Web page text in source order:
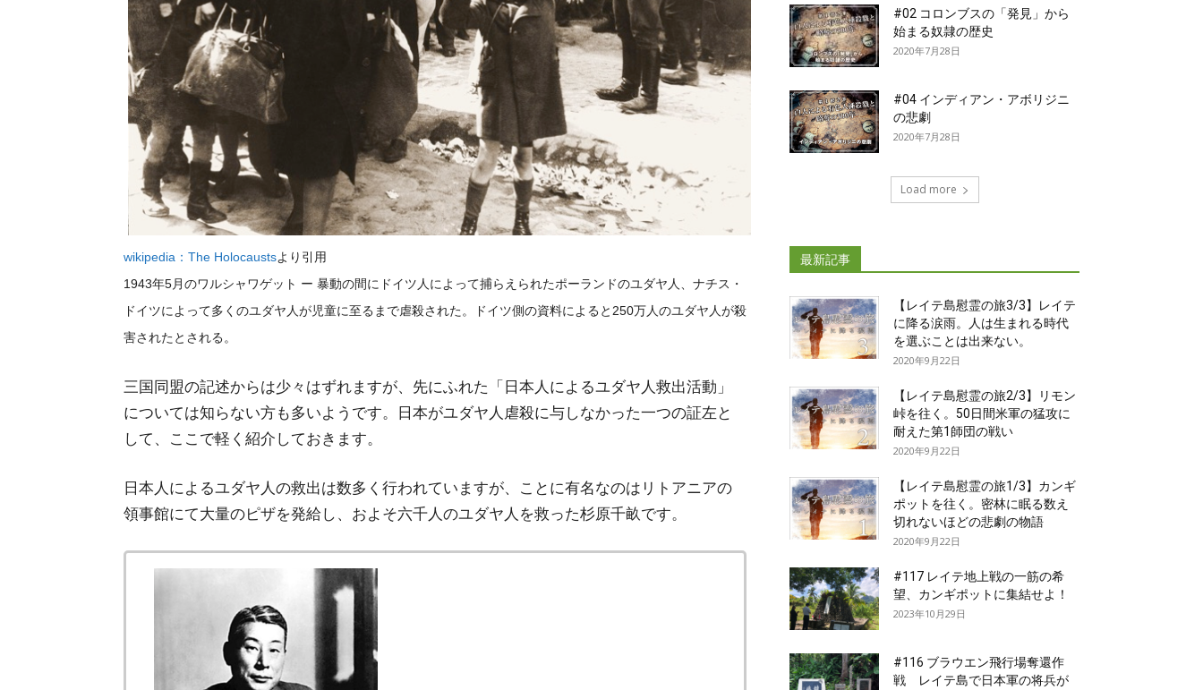
wikipedia：The Holocaustsより引用
1943年5月のワルシャワゲット ー 暴動の間にドイツ人によって捕らえられたポーランドのユダヤ人、ナチス・
ドイツによって多くのユダヤ人が児童に至るまで虐殺された。ドイツ側の資料によると250万人のユダヤ人が殺
害されたとされる。
三国同盟の記述からは少々はずれますが、先にふれた「日本人によるユダヤ人救出活動」
については知らない方も多いようです。日本がユダヤ人虐殺に与しなかった一つの証左と
して、ここで軽く紹介しておきます。
日本人によるユダヤ人の救出は数多く行われていますが、ことに有名なのはリトアニアの
領事館にて大量のピザを発給し、およそ六千人のユダヤ人を救った杉原千畝です。
#02 コロンブスの「発見」から
始まる奴隷の歴史
2020年7月28日
#04 インディアン・アボリジニ
の悲劇
2020年7月28日
Load more
最新記事
【レイテ島慰霊の旅3/3】レイテ
に降る涙雨。人は生まれる時代
を選ぶことは出来ない。
2020年9月22日
【レイテ島慰霊の旅2/3】リモン
峠を往く。50日間米軍の猛攻に
耐えた第1師団の戦い
2020年9月22日
【レイテ島慰霊の旅1/3】カンギ
ポットを往く。密林に眠る数え
切れないほどの悲劇の物語
2020年9月22日
#117 レイテ地上戦の一筋の希
望、カンギポットに集結せよ！
2023年10月29日
#116 ブラウエン飛行場奪還作
戦 レイテ島で日本軍の将兵が